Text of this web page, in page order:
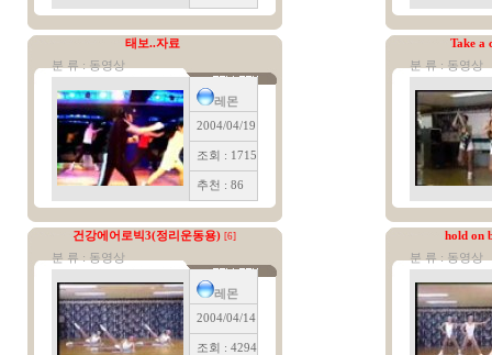
태보..자료
분 류 : 동영상
레몬
2004/04/19
조회 : 1715
추천 : 86
Take a
분 류 : 동영상
건강에어로빅3(정리운동용) [6]
분 류 : 동영상
레몬
2004/04/14
조회 : 4294
hold on
분 류 : 동영상